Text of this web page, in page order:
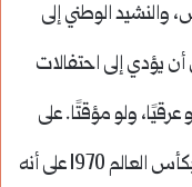
والنشيد الوطني إلى
يؤدي إلى احتفالات
ولو مؤقتًا. على
سبيل المثال، يُنظر إلى فوز منتخب البرازيل بكأس العالم 1970 على أنه